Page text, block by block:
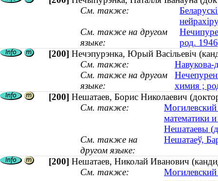
См. также:
См. также на другом
языке:
род.
[200] Нечэпурэнка, Юрый Васiльевiч
См. также:
Навукова-
См. также на другом
языке:
химия ;
[200] Нешатаев, Борис Николаевич
См. также:
математики и
Нешатаевы
См. также на
другом языке:
Нешатаеў,
[200] Нешатаев, Николай Иванович
См. также: